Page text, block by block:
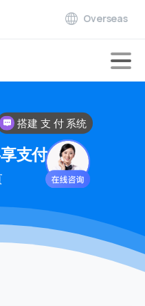
Overseas
支付
搭建 支 付 系统
对接 支 付 通道